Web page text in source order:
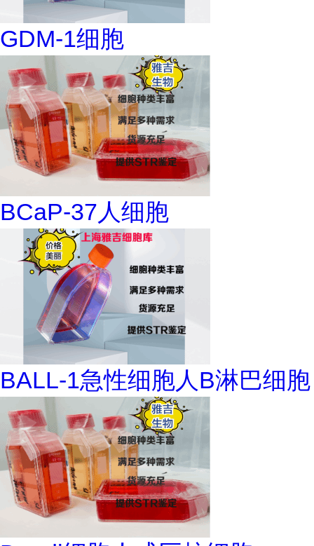
GDM-1细胞
BCaP-37人细胞
BALL-1急性细胞人B淋巴细胞